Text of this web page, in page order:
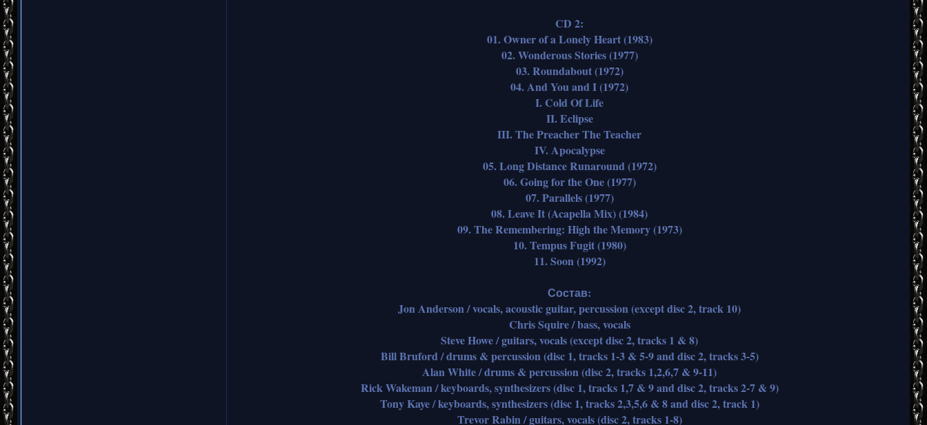
CD 2:
01. Owner of a Lonely Heart (1983)
02. Wonderous Stories (1977)
03. Roundabout (1972)
04. And You and I (1972)
I. Cold Of Life
II. Eclipse
III. The Preacher The Teacher
IV. Apocalypse
05. Long Distance Runaround (1972)
06. Going for the One (1977)
07. Parallels (1977)
08. Leave It (Acapella Mix) (1984)
09. The Remembering: High the Memory (1973)
10. Tempus Fugit (1980)
11. Soon (1992)
Состав:
Jon Anderson / vocals, acoustic guitar, percussion (except disc 2, track 10)
Chris Squire / bass, vocals
Steve Howe / guitars, vocals (except disc 2, tracks 1 & 8)
Bill Bruford / drums & percussion (disc 1, tracks 1-3 & 5-9 and disc 2, tracks 3-5)
Alan White / drums & percussion (disc 2, tracks 1,2,6,7 & 9-11)
Rick Wakeman / keyboards, synthesizers (disc 1, tracks 1,7 & 9 and disc 2, tracks 2-7 & 9)
Tony Kaye / keyboards, synthesizers (disc 1, tracks 2,3,5,6 & 8 and disc 2, track 1)
Trevor Rabin / guitars, vocals (disc 2, tracks 1-8)